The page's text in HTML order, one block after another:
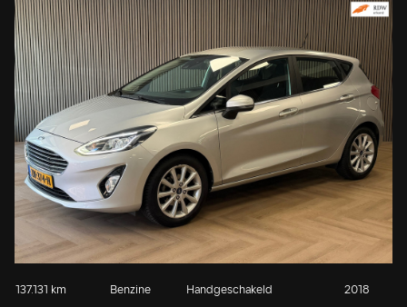
137.131 km Benzine Handgeschakeld 2018